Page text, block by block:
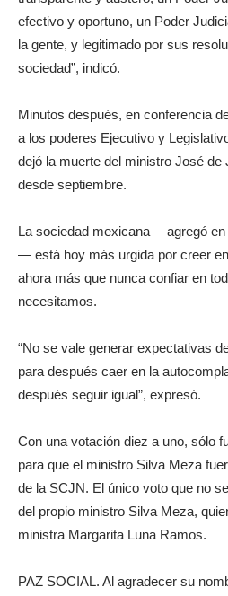
efectivo y oportuno, un Poder
la gente, y legitimado por sus
sociedad”, indicó.
Minutos después, en conferencia
a los poderes Ejecutivo y
dejó la muerte del ministro José de
desde septiembre.
La sociedad mexicana —agregó
— está hoy más urgida por creer
ahora más que nunca confiar en
necesitamos.
“No se vale generar expectativas
para después caer en la
después seguir igual”, expresó.
Con una votación diez a uno, sólo
para que el ministro Silva Meza
de la SCJN. El único voto que no
del propio ministro Silva Meza,
ministra Margarita Luna Ramos.
PAZ SOCIAL. Al agradecer su